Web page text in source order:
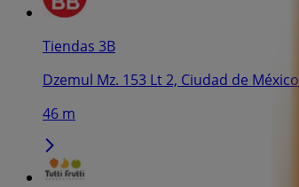
Tiendas 3B
Dzemul Mz. 153 Lt 2, Ciudad de México
46 m